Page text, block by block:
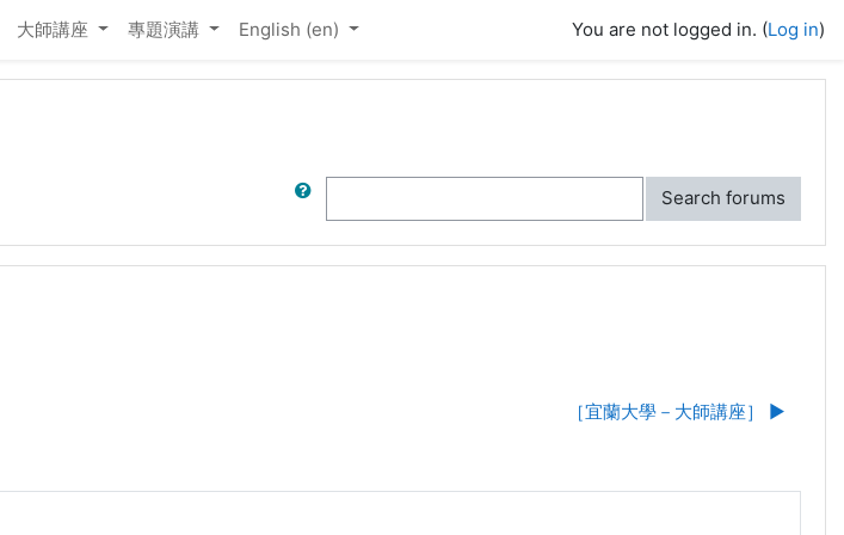
大師講座 專題演講 English ‎(en)‎ You are not logged in. (Log in)
Search forums
［宜蘭大學－大師講座］ ▶︎